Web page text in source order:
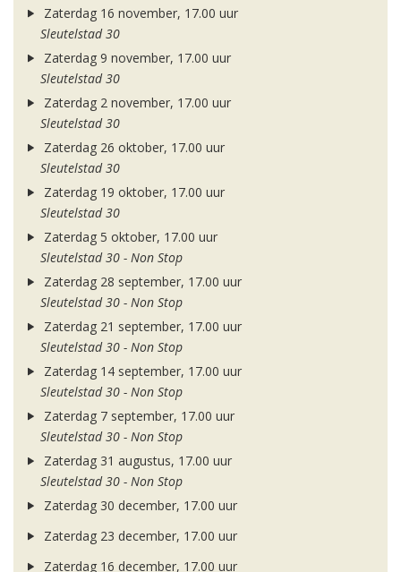
Zaterdag 16 november, 17.00 uur
Sleutelstad 30
Zaterdag 9 november, 17.00 uur
Sleutelstad 30
Zaterdag 2 november, 17.00 uur
Sleutelstad 30
Zaterdag 26 oktober, 17.00 uur
Sleutelstad 30
Zaterdag 19 oktober, 17.00 uur
Sleutelstad 30
Zaterdag 5 oktober, 17.00 uur
Sleutelstad 30 - Non Stop
Zaterdag 28 september, 17.00 uur
Sleutelstad 30 - Non Stop
Zaterdag 21 september, 17.00 uur
Sleutelstad 30 - Non Stop
Zaterdag 14 september, 17.00 uur
Sleutelstad 30 - Non Stop
Zaterdag 7 september, 17.00 uur
Sleutelstad 30 - Non Stop
Zaterdag 31 augustus, 17.00 uur
Sleutelstad 30 - Non Stop
Zaterdag 30 december, 17.00 uur
Zaterdag 23 december, 17.00 uur
Zaterdag 16 december, 17.00 uur